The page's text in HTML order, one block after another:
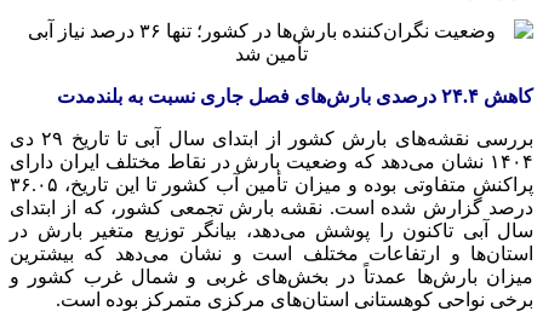
کاهش ۲۴.۴ درصدی بارش‌های فصل جاری نسبت به بلندمدت
بررسی نقشه‌های بارش کشور از ابتدای سال آبی تا تاریخ ۲۹ دی
۱۴۰۴ نشان می‌دهد که وضعیت بارش در نقاط مختلف ایران دارای
پراکنش متفاوتی بوده و میزان تأمین آب کشور تا این تاریخ، ۳۶.۰۵
درصد گزارش شده است. نقشه بارش تجمعی کشور، که از ابتدای
سال آبی تاکنون را پوشش می‌دهد، بیانگر توزیع متغیر بارش در
استان‌ها و ارتفاعات مختلف است و نشان می‌دهد که بیشترین
میزان بارش‌ها عمدتاً در بخش‌های غربی و شمال غرب کشور و
برخی نواحی کوهستانی استان‌های مرکزی متمرکز بوده است.